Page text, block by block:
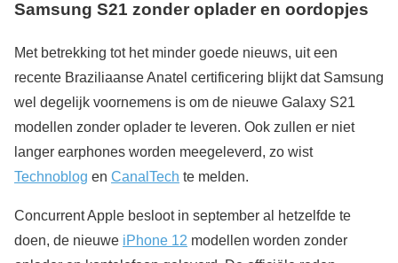
Samsung S21 zonder oplader en oordopjes
Met betrekking tot het minder goede nieuws, uit een
recente Braziliaanse Anatel certificering blijkt dat Samsung
wel degelijk voornemens is om de nieuwe Galaxy S21
modellen zonder oplader te leveren. Ook zullen er niet
langer earphones worden meegeleverd, zo wist
Technoblog en CanalTech te melden.
Concurrent Apple besloot in september al hetzelfde te
doen, de nieuwe iPhone 12 modellen worden zonder